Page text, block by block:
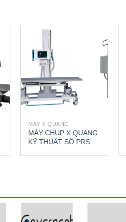
MÁY X QUANG
MÁY CHỤP X QUANG
KỸ THUẬT SỐ PRS